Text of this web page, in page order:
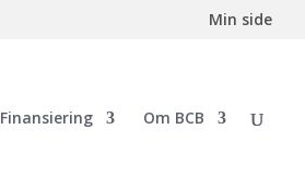
Min side
Finansiering Om BCB